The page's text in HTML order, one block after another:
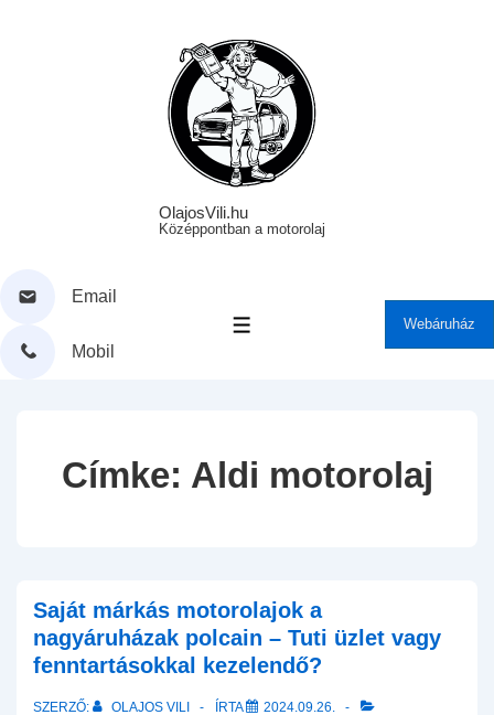
OlajosVili.hu
Középpontban a motorolaj
Email
Mobil
MENÜ Webáruház
Címke: Aldi motorolaj
Saját márkás motorolajok a
nagyáruházak polcain – Tuti üzlet vagy
fenntartásokkal kezelendő?
SZERZŐ: OLAJOS VILI ÍRTA
2024.09.26.